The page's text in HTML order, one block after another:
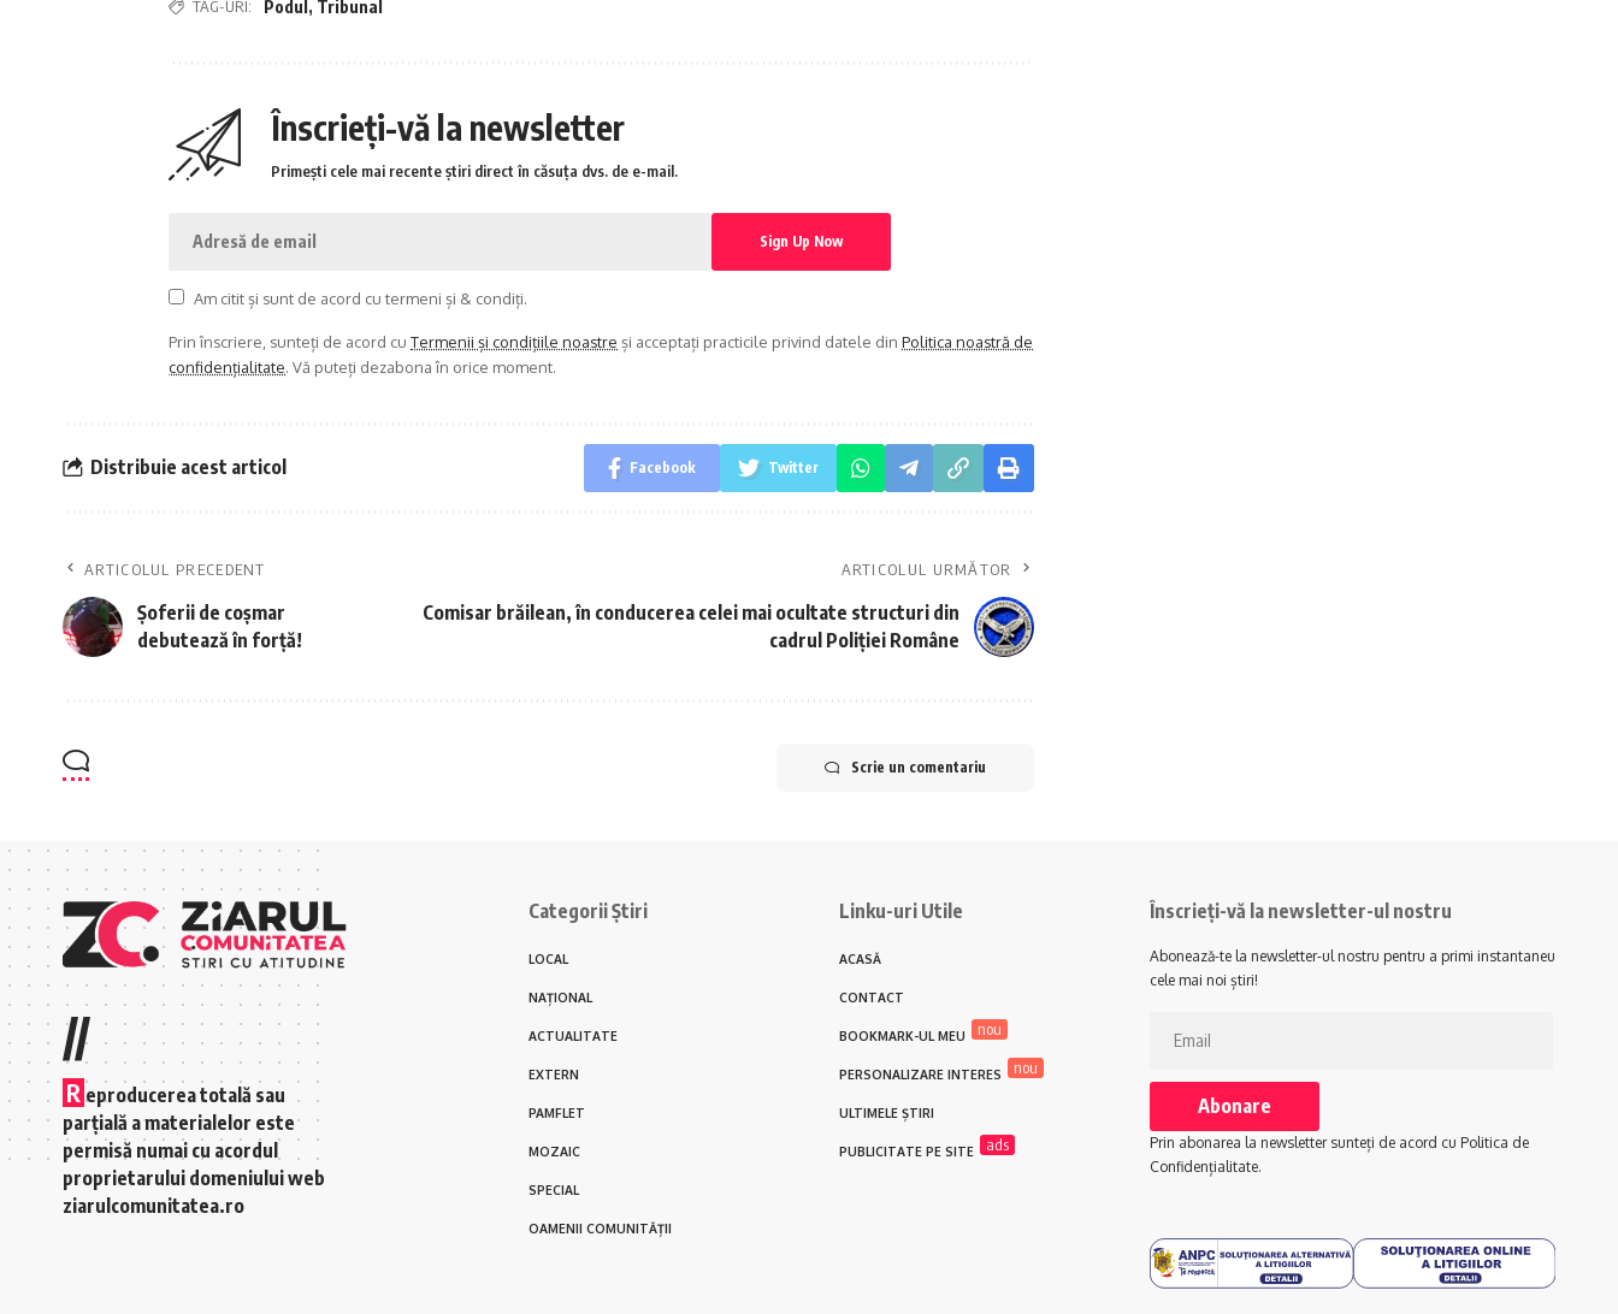
TAG-URI: Podul , Tribunal
Înscrieți-vă la newsletter
Primești cele mai recente știri direct în căsuța dvs. de e-mail.
Am citit și sunt de acord cu termeni și & condiți.
Prin înscriere, sunteți de acord cu Termenii și condițiile noastre și acceptați practicile privind datele din Politica noastră de
confidențialitate. Vă puteți dezabona în orice moment.
Distribuie acest articol Facebook Twitter
ARTICOLUL PRECEDENT
Șoferii de coșmar
debutează în forță!
ARTICOLUL URMĂTOR
Comisar brăilean, în conducerea celei mai ocultate structuri din
cadrul Poliției Române
Scrie un comentariu
//
R eproducerea totală sau
parțială a materialelor este
permisă numai cu acordul
proprietarului domeniului web
ziarulcomunitatea.ro
Categorii Știri
LOCAL
NAȚIONAL
ACTUALITATE
EXTERN
PAMFLET
MOZAIC
SPECIAL
OAMENII COMUNITĂȚII
Linku-uri Utile
ACASĂ
CONTACT
BOOKMARK-UL MEU nou
PERSONALIZARE INTERES nou
ULTIMELE ȘTIRI
PUBLICITATE PE SITE ads
Înscrieți-vă la newsletter-ul nostru
Abonează-te la newsletter-ul nostru pentru a primi instantaneu
cele mai noi știri!
Prin abonarea la newsletter sunteți de acord cu Politica de
Confidențialitate.